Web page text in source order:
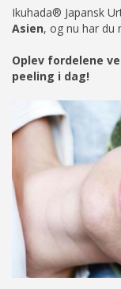
Ikuhada® Japansk
Asien, og nu har du
Oplev fordelene
peeling i dag!